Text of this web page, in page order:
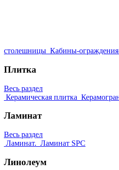
столешницы Кабины-
Плитка
Весь раздел
Керамическая плитка
Ламинат
Весь раздел
Ламинат. Ламинат SPC
Линолеум